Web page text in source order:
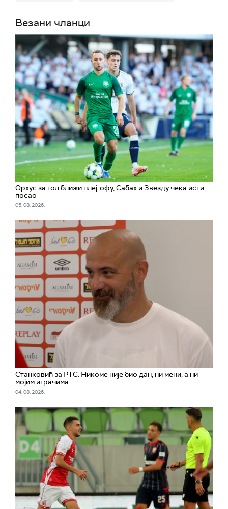
Везани чланци
Орхус за гол ближи плеј-офу, Сабах и Звезду чека исти
посао
05. 08. 2026.
Станковић за РТС: Никоме није био дан, ни мени, а ни
мојим играчима
04. 08. 2026.